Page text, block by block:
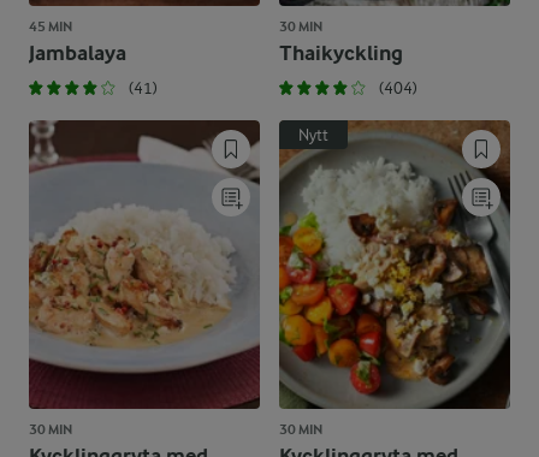
45 MIN
Jambalaya
(41)
30 MIN
Thaikyckling
(404)
30 MIN
Nytt
30 MIN